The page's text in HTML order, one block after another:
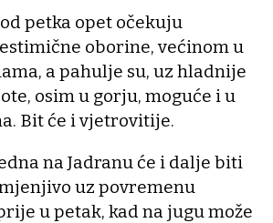
petka opet očekuju
oborine, većinom u
a pahulje su, uz hladnije
osim u gorju, moguće i u
Bit će i vjetrovitije.
na Jadranu će i dalje biti
uz povremenu
u petak, kad na jugu može